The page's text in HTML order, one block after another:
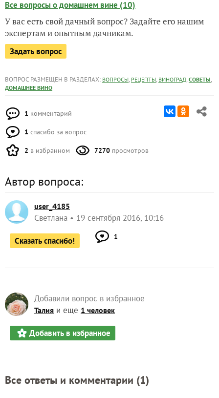
Все вопросы о домашнем вине (10)
У вас есть свой дачный вопрос? Задайте его нашим
экспертам и опытным дачникам.
Задать вопрос
ВОПРОС РАЗМЕЩЕН В РАЗДЕЛАХ: ВОПРОСЫ, РЕЦЕПТЫ, ВИНОГРАД, СОВЕТЫ,
ДОМАШНЕЕ ВИНО
1 комментарий
1 спасибо за вопрос
2 в избранном 7270 просмотров
Автор вопроса:
user_4185
Светлана 19 сентября 2016, 10:16
Сказать спасибо! 1
Добавили вопрос в избранное
Талия и еще 1 человек
Добавить в избранное
Все ответы и комментарии (1)